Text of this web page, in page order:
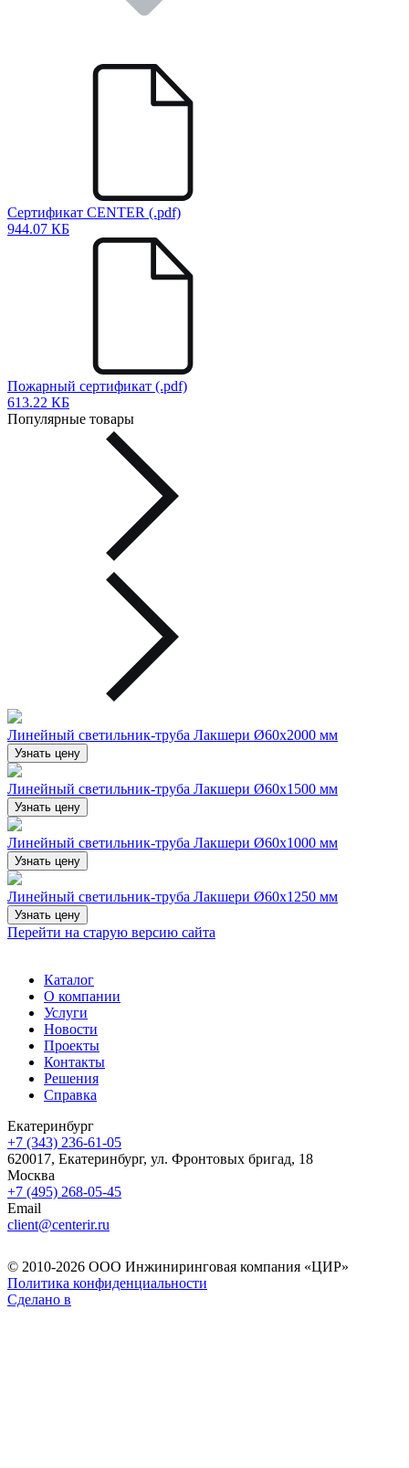
Сертификат CENTER (.pdf)
944.07 КБ
Пожарный сертификат (.pdf)
613.22 КБ
Популярные товары
Линейный светильник-труба Лакшери Ø60х2000 мм
Узнать цену
Линейный светильник-труба Лакшери Ø60х1500 мм
Узнать цену
Линейный светильник-труба Лакшери Ø60х1000 мм
Узнать цену
Линейный светильник-труба Лакшери Ø60х1250 мм
Узнать цену
Перейти на старую версию сайта
Каталог
О компании
Услуги
Новости
Проекты
Контакты
Решения
Справка
Екатеринбург
+7 (343) 236-61-05
620017, Екатеринбург, ул. Фронтовых бригад, 18
Москва
+7 (495) 268-05-45
Email
client@centerir.ru
© 2010-2026 ООО Инжиниринговая компания «ЦИР»
Политика конфиденциальности
Сделано в